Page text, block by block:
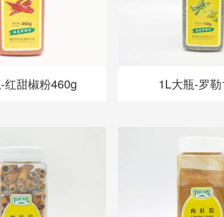
红甜椒粉460g 1L大瓶-罗